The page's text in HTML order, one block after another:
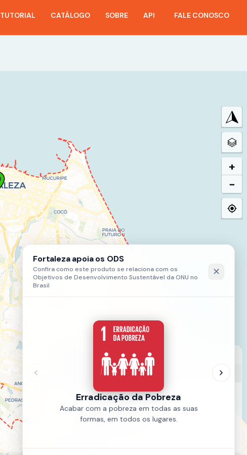
TUTORIAL CATÁLOGO SOBRE API FALE CONOSCO
+
−
Posto de Higiene Cidadã
HIGIENE CIDADÃ 1 (1)
HIGIENE CIDADÃ 2 (1)
HIGIENE CIDADÃ 3 (1)